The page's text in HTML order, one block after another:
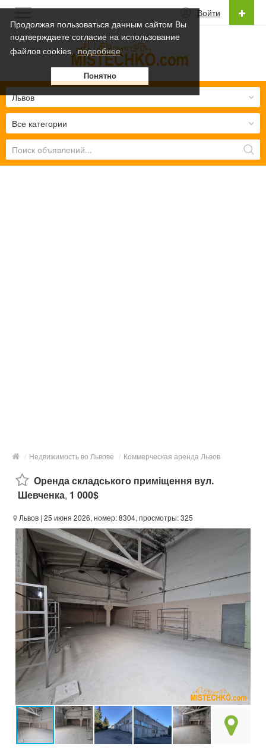
Продолжая пользоваться данным сайтом Вы
подтверждаете согласие на использование
файлов cookies. подробнее
Понятно
Войти
Русский
Українська
Русский
Все категории
Львов
/ Недвижимость во Львове / Коммерческая аренда Львов
Оренда складського приміщення вул.
Шевченка, 1 000$
Львов | 25 июня 2026, номер: 8304, просмотры: 325